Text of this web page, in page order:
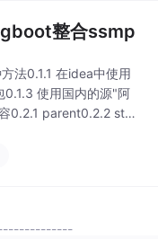
整合ssmp
法0.1.1 在idea中使用
0.1.3 使用国内的源"阿
0.2.1 parent0.2.2 star